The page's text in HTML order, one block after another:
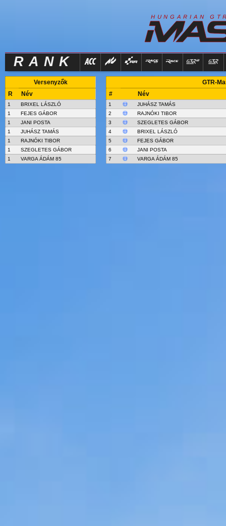
H U N G A R I A N G T
RANK
Versenyzők
R
Név
1
BRIXEL LÁSZLÓ
1
FEJES GÁBOR
1
JANI POSTA
1
JUHÁSZ TAMÁS
1
RAJNÓKI TIBOR
1
SZEGLETES GÁBOR
1
VARGA ÁDÁM 85
GTR-
#
Név
1
JUHÁSZ TAMÁS
2
RAJNÓKI TIBOR
3
SZEGLETES GÁBOR
4
BRIXEL LÁSZLÓ
5
FEJES GÁBOR
6
JANI POSTA
7
VARGA ÁDÁM 85